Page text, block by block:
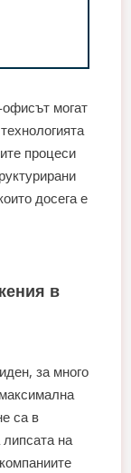
могат
процеси
досега е
в
за много
са в
на